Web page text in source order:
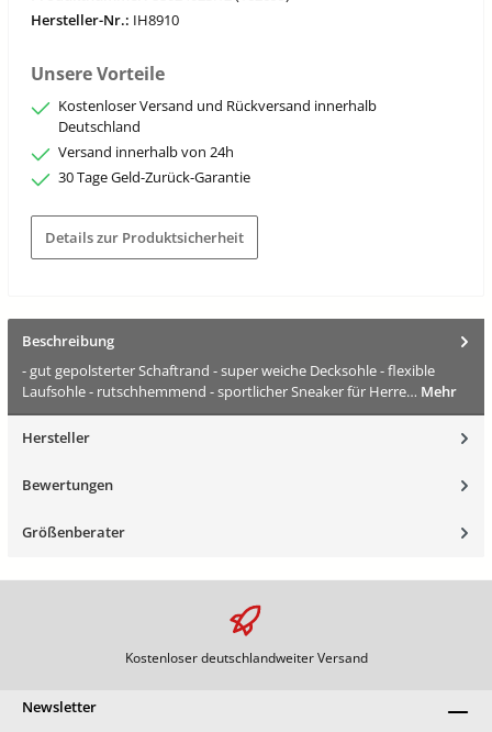
Hersteller-Nr.: IH8910
Unsere Vorteile
Kostenloser Versand und Rückversand innerhalb
Deutschland
Versand innerhalb von 24h
30 Tage Geld-Zurück-Garantie
Details zur Produktsicherheit
Beschreibung
- gut gepolsterter Schaftrand - super weiche Decksohle - flexible
Laufsohle - rutschhemmend - sportlicher Sneaker für Herre… Mehr
Hersteller
Bewertungen
Größenberater
Kostenloser deutschlandweiter Versand
Newsletter